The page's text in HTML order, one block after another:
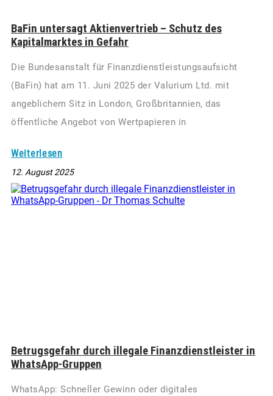
BaFin untersagt Aktienvertrieb – Schutz des
Kapitalmarktes in Gefahr
Die Bundesanstalt für Finanzdienstleistungsaufsicht
(BaFin) hat am 11. Juni 2025 der Valurium Ltd. mit
angeblichem Sitz in London, Großbritannien, das
öffentliche Angebot von Wertpapieren in
Weiterlesen
12. August 2025
Betrugsgefahr durch illegale Finanzdienstleister in
WhatsApp-Gruppen
WhatsApp: Schneller Gewinn oder digitales